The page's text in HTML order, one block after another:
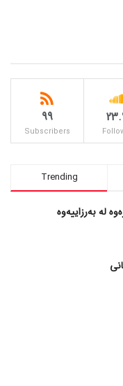
99
Subscribers
Trending
لە بەرزاییەوە